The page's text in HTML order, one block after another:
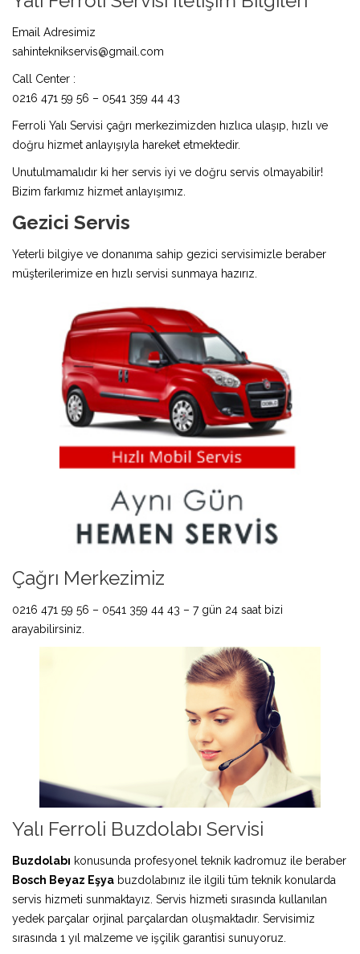
Email Adresimiz
sahinteknikservis@gmail.com
Call Center :
0216 471 59 56 – 0541 359 44 43
Ferroli Yalı Servisi çağrı merkezimizden hızlıca ulaşıp, hızlı ve
doğru hizmet anlayışıyla hareket etmektedir.
Unutulmamalıdır ki her servis iyi ve doğru servis olmayabilir!
Bizim farkımız hizmet anlayışımız.
Gezici Servis
Yeterli bilgiye ve donanıma sahip gezici servisimizle beraber
müşterilerimize en hızlı servisi sunmaya hazırız.
Çağrı Merkezimiz
0216 471 59 56 – 0541 359 44 43 – 7 gün 24 saat bizi
arayabilirsiniz.
Yalı Ferroli Buzdolabı Servisi
Buzdolabı konusunda profesyonel teknik kadromuz ile beraber
Bosch Beyaz Eşya buzdolabınız ile ilgili tüm teknik konularda
servis hizmeti sunmaktayız. Servis hizmeti sırasında kullanılan
yedek parçalar orjinal parçalardan oluşmaktadır. Servisimiz
sırasında 1 yıl malzeme ve işçilik garantisi sunuyoruz.